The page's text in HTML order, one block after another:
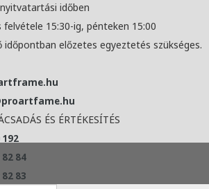
időben
felvétele 15:30-ig, pénteken 15:00
időpontban előzetes egyeztetés szükséges.
ÉS ÉRTÉKESÍTÉS
192
82 84
83